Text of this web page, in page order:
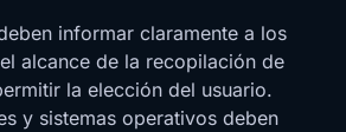
informar claramente a los
alcance de la recopilación de
la elección del usuario.
y sistemas operativos deben